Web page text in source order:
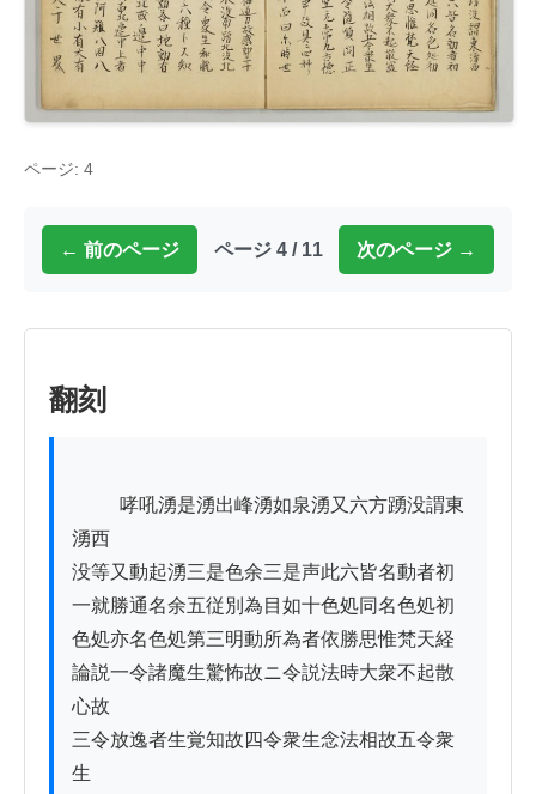
ページ: 4
← 前のページ ページ 4 / 11 次のページ →
翻刻
湧西
没等又動起湧三是色余三是声此六皆名動者初
一就勝通名余五従別為目如十色処同名色処初
色処亦名色処第三明動所為者依勝思惟梵天経
論説一令諸魔生驚怖故ニ令説法時大衆不起散
心故
三令放逸者生覚知故四令衆生念法相故五令衆
生